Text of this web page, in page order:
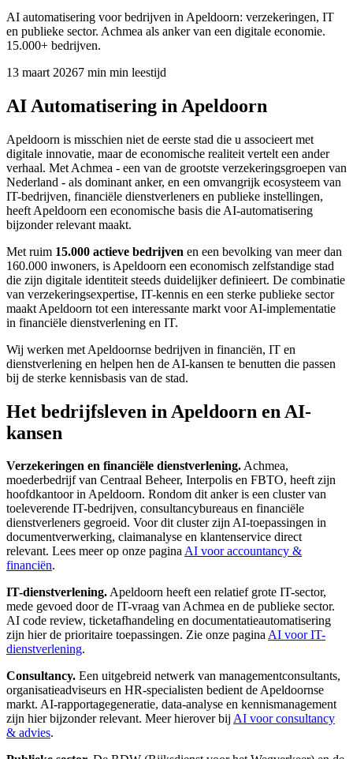
AI automatisering voor bedrijven in Apeldoorn: verzekeringen, IT
en publieke sector. Achmea als anker van een digitale economie.
15.000+ bedrijven.
13 maart 20267 min min leestijd
AI Automatisering in Apeldoorn
Apeldoorn is misschien niet de eerste stad die u associeert met
digitale innovatie, maar de economische realiteit vertelt een ander
verhaal. Met Achmea - een van de grootste verzekeringsgroepen van
Nederland - als dominant anker, en een omvangrijk ecosysteem van
IT-bedrijven, financiële dienstverleners en publieke instellingen,
heeft Apeldoorn een economische basis die AI-automatisering
bijzonder relevant maakt.
Met ruim 15.000 actieve bedrijven en een bevolking van meer dan
160.000 inwoners, is Apeldoorn een economisch zelfstandige stad
die zijn digitale identiteit steeds duidelijker definieert. De combinatie
van verzekeringsexpertise, IT-kennis en een sterke publieke sector
maakt Apeldoorn tot een interessante markt voor AI-implementatie
in financiële dienstverlening en IT.
Wij werken met Apeldoornse bedrijven in financiën, IT en
dienstverlening en helpen hen de AI-kansen te benutten die passen
bij de sterke kennisbasis van de stad.
Het bedrijfsleven in Apeldoorn en AI-
kansen
Verzekeringen en financiële dienstverlening.Achmea,
moederbedrijf van Centraal Beheer, Interpolis en FBTO, heeft zijn
hoofdkantoor in Apeldoorn. Rondom dit anker is een cluster van
toeleverende IT-bedrijven, consultancybureaus en financiële
dienstverleners gegroeid. Voor dit cluster zijn AI-toepassingen in
documentverwerking, claimanalyse en klantenservice direct
relevant. Lees meer op onze paginaAI voor accountancy &
financiën.
IT-dienstverlening.Apeldoorn heeft een relatief grote IT-sector,
mede gevoed door de IT-vraag van Achmea en de publieke sector.
AI code review, ticketafhandeling en documentatieautomatisering
zijn hier de prioritaire toepassingen. Zie onze paginaAI voor IT-
dienstverlening.
Consultancy. Een uitgebreid netwerk van managementconsultants,
organisatieadviseurs en HR-specialisten bedient de Apeldoornse
markt. AI-rapportagegeneratie, data-analyse en kennismanagement
zijn hier bijzonder relevant. Meer hierover bij AI voor consultancy
& advies.